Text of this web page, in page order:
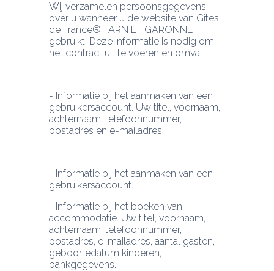
Wij verzamelen persoonsgegevens
over u wanneer u de website van Gîtes
de France® TARN ET GARONNE
gebruikt. Deze informatie is nodig om
het contract uit te voeren en omvat:
- Informatie bij het aanmaken van een
gebruikersaccount. Uw titel, voornaam,
achternaam, telefoonnummer,
postadres en e-mailadres.
- Informatie bij het aanmaken van een
- Informatie bij het boeken van
accommodatie. Uw titel, voornaam,
achternaam, telefoonnummer,
postadres, e-mailadres, aantal gasten,
geboortedatum kinderen,
bankgegevens.